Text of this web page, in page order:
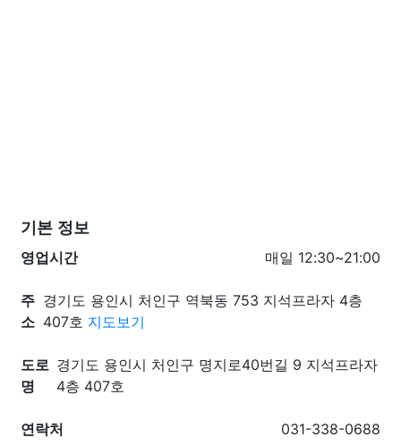
기본 정보
영업시간
매일 12:30~21:00
주
소
경기도 용인시 처인구 역북동 753 지석프라자 4층
407호 지도보기
도로
명
경기도 용인시 처인구 명지로40번길 9 지석프라자
4층 407호
연락처 031-338-0688